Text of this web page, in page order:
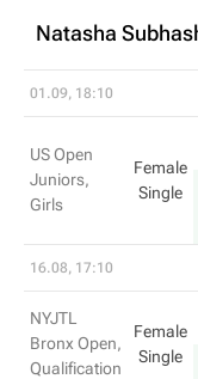
Natasha
01.09, 18:10
US Open
Juniors,
Girls
Female
Single
16.08, 17:10
NYJTL
Bronx Open,
Qualification
Female
Single